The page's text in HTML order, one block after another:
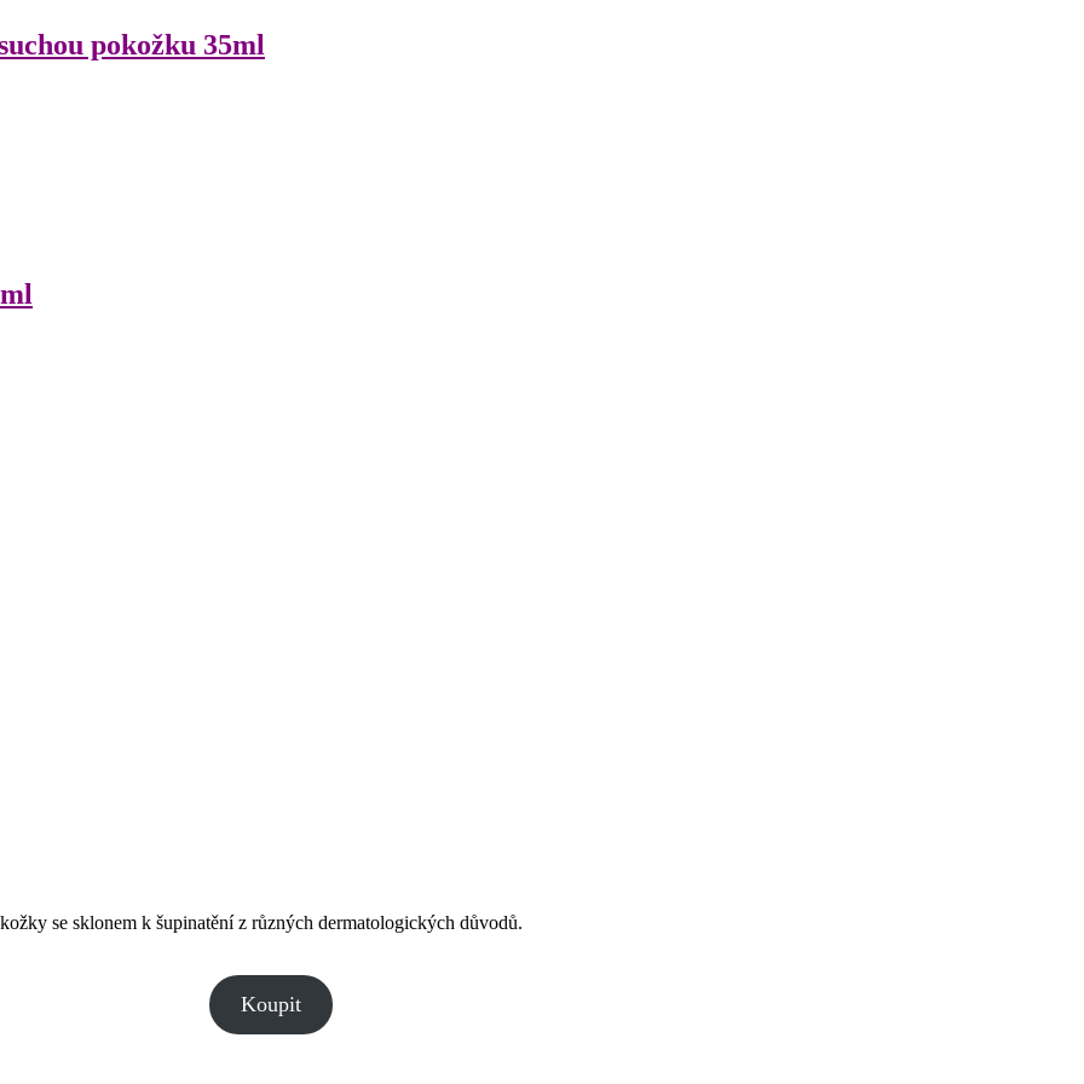
pokožku 35ml
se sklonem k šupinatění z různých dermatologických důvodů.
Koupit